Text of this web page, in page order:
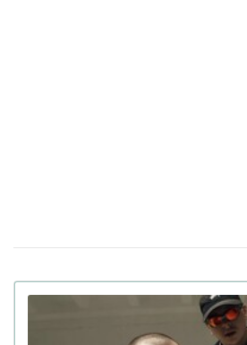
новорічної реклами Chanel (відео)
30 жовтня 16:13 Українка стала
Леді Гаги (відео)
Linkin Park